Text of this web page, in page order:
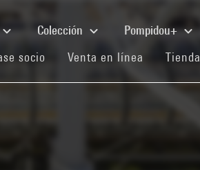
Colección Pompidou+
socio (current)
Venta en línea (current)
Tienda